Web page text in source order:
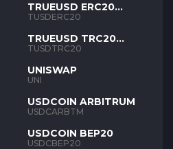
TRUEUSD ERC20
TUSD
TUSDERC20
TRUEUSD TRC20
TUSD
TUSDTRC20
UNISWAP
UNI
USDCOIN ARBITRUM
USDCARBTM
USDCOIN BEP20
USDCBEP20